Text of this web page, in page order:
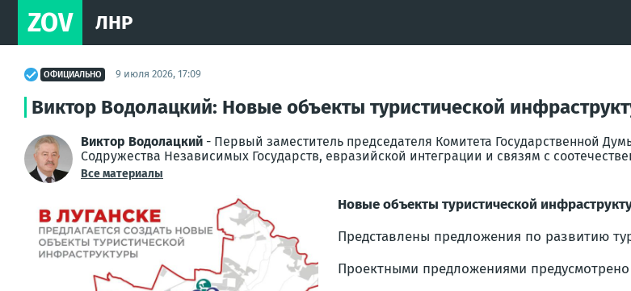
ZOV ЛНР
ОФИЦИАЛЬНО 9 июля 2026, 17:09
Виктор Водолацкий: Новые объекты туристической
Виктор Водолацкий - Первый заместитель председателя Комитета Государственной
Содружества Независимых Государств, евразийской интеграции и связям с
Все материалы
Новые объекты туристической
Представлены предложения по развитию
Проектными предложениями предусмотрено